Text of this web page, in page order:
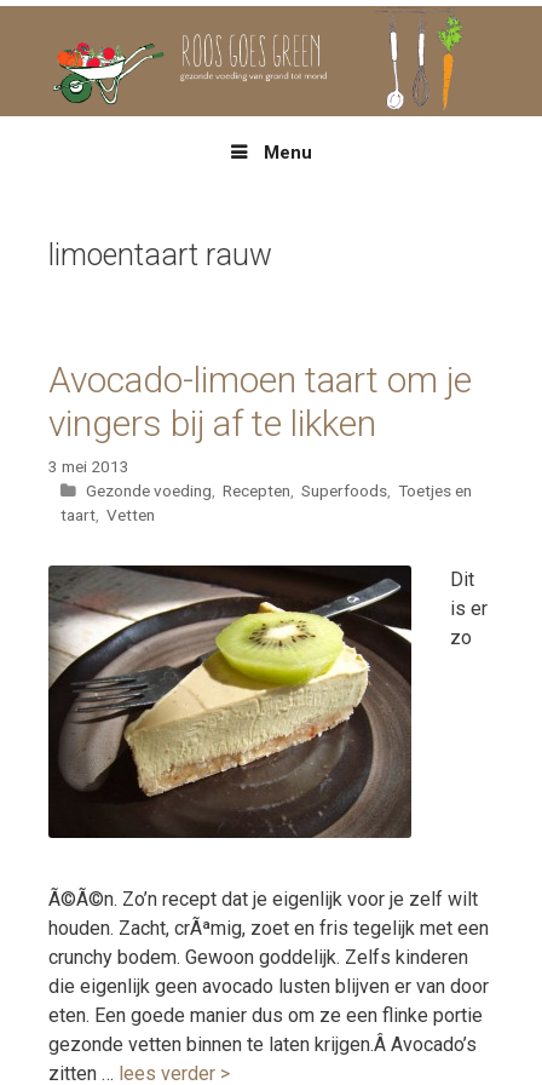
Menu
limoentaart rauw
Avocado-limoen taart om je
vingers bij af te likken
3 mei 2013
Categorieën
Gezonde voeding, Recepten, Superfoods, Toetjes en
taart, Vetten
Dit
is er
zo
Ã©Ã©n. Zo’n recept dat je eigenlijk voor je zelf wilt
houden. Zacht, crÃªmig, zoet en fris tegelijk met een
crunchy bodem. Gewoon goddelijk. Zelfs kinderen
die eigenlijk geen avocado lusten blijven er van door
eten. Een goede manier dus om ze een flinke portie
gezonde vetten binnen te laten krijgen.Â Avocado’s
zitten … lees verder >